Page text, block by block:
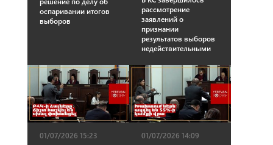
оспаривании итогов
выборов
рассмотрение
заявлений о
признании
результатов выборов
недействительными
01/07/2026 15:23
01/07/2026 14:09